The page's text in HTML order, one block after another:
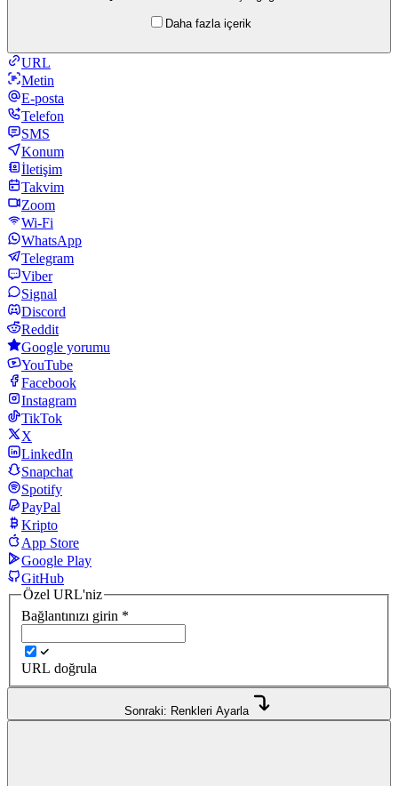
Daha fazla içerik
URL
Metin
E-posta
Telefon
SMS
Konum
İletişim
Takvim
Zoom
Wi-Fi
WhatsApp
Telegram
Viber
Signal
Discord
Reddit
Google yorumu
YouTube
Facebook
Instagram
TikTok
X
LinkedIn
Snapchat
Spotify
PayPal
Kripto
App Store
Google Play
GitHub
Özel URL'niz
Bağlantınızı girin *
URL doğrula
Sonraki: Renkleri Ayarla